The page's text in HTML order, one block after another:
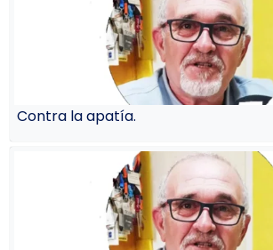
Contra la apatía.